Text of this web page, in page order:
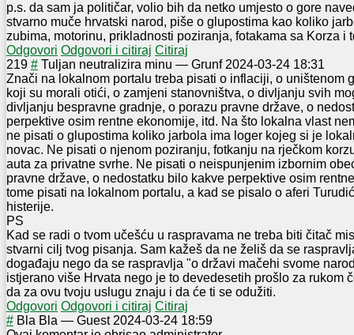
p.s. da sam ja političar, volio bih da netko umjesto o gore
stvarno muče hrvatski narod, piše o glupostima kao koliko
zubima, motorinu, prikladnosti poziranja, fotakama sa Korza i
Odgovori Odgovori i citiraj Citiraj
219 # Tuljan neutralizira minu — Grunf 2024-03-24 18:31
Znači na lokalnom portalu treba pisati o inflaciji, o uništenom
koji su morali otići, o zamjeni stanovništva, o divljanju svih
divljanju bespravne gradnje, o porazu pravne države, o
perpektive osim rentne ekonomije, itd. Na što lokalna vlast
ne pisati o glupostima koliko jarbola ima loger kojeg si je
novac. Ne pisati o njenom poziranju, fotkanju na rječkom
auta za privatne svrhe. Ne pisati o neispunjenim izbornim
pravne države, o nedostatku bilo kakve perpektive osim
tome pisati na lokalnom portalu, a kad se pisalo o aferi
histerije.
PS
Kad se radi o tvom učešću u raspravama ne treba biti čitač
stvarni cilj tvog pisanja. Sam kažeš da ne želiš da se
događaju nego da se raspravlja "o državi mačehi svome
istjerano više Hrvata nego je to devedesetih prošlo za rukom
da za ovu tvoju uslugu znaju i da će ti se odužiti.
Odgovori Odgovori i citiraj Citiraj
# Bla Bla — Guest 2024-03-24 18:59